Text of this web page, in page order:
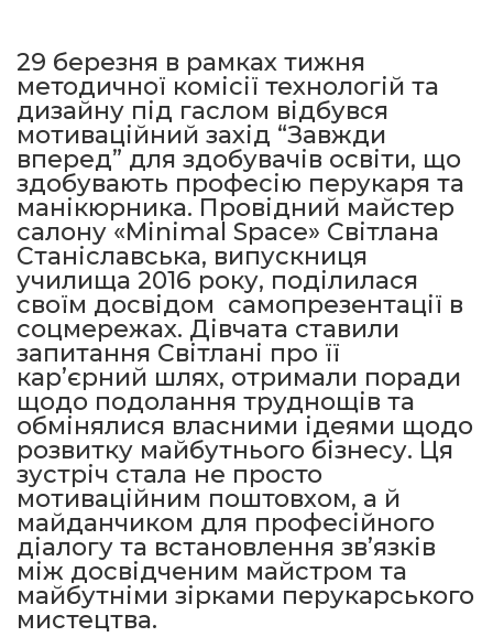
29 березня в рамках тижня
методичної комісії технологій та
дизайну під гаслом відбувся
мотиваційний захід “Завжди
вперед” для здобувачів освіти, що
здобувають професію перукаря та
манікюрника. Провідний майстер
салону «Minimal Space» Світлана
Станіславська, випускниця
училища 2016 року, поділилася
своїм досвідом самопрезентації в
соцмережах. Дівчата ставили
запитання Світлані про її
кар’єрний шлях, отримали поради
щодо подолання труднощів та
обмінялися власними ідеями щодо
розвитку майбутнього бізнесу. Ця
зустріч стала не просто
мотиваційним поштовхом, а й
майданчиком для професійного
діалогу та встановлення зв’язків
між досвідченим майстром та
майбутніми зірками перукарського
мистецтва.